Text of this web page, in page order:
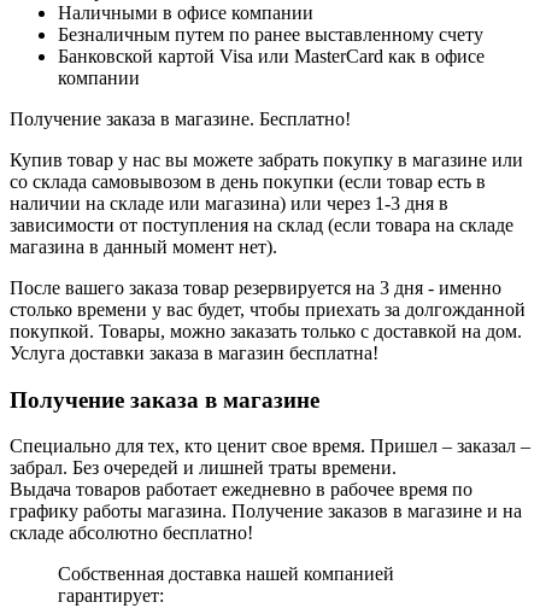
Наличными в офисе компании
Безналичным путем по ранее выставленному счету
Банковской картой Visa или MasterCard как в офисе
компании
Получение заказа в магазине. Бесплатно!
Купив товар у нас вы можете забрать покупку в магазине или
со склада самовывозом в день покупки (если товар есть в
наличии на складе или магазина) или через 1-3 дня в
зависимости от поступления на склад (если товара на складе
магазина в данный момент нет).
После вашего заказа товар резервируется на 3 дня - именно
столько времени у вас будет, чтобы приехать за долгожданной
покупкой. Товары, можно заказать только с доставкой на дом.
Услуга доставки заказа в магазин бесплатна!
Получение заказа в магазине
Специально для тех, кто ценит свое время. Пришел – заказал –
забрал. Без очередей и лишней траты времени.
Выдача товаров работает ежедневно в рабочее время по
графику работы магазина. Получение заказов в магазине и на
складе абсолютно бесплатно!
Собственная доставка нашей компанией
гарантирует: